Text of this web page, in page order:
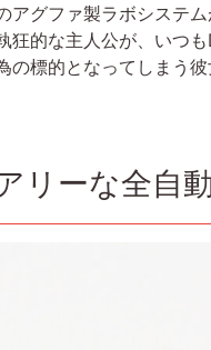
アグファ製ラボシステ
的な主人公が、いつ
標的となってしまう
リーな全自